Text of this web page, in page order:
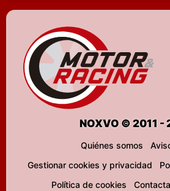
NOXVO © 2011 -
Quiénes somos
Gestionar cookies y privacidad
Política de cookies